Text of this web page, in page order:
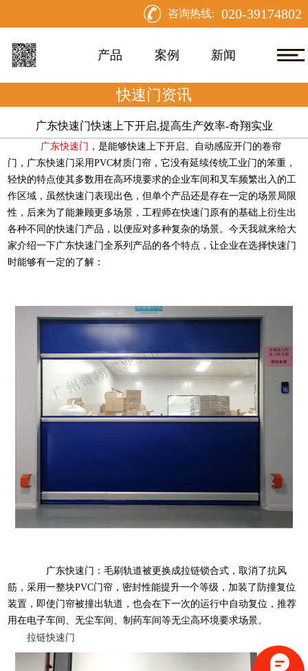
咨询热线: 020-39174802
产品 案例 新闻
快速门资讯
广东快速门快速上下开启,提高生产效率-奇翔实业
广东快速门 ，是能够快速上下开启、自动感应开门的卷帘
门，广东快速门采用PVC材质门帘，它没有延续传统工业门的笨重，
轻快的特点使其多数用在高环境要求的企业车间和叉车频繁出入的工
作区域，虽然快速门表现出色，但单个产品还是存在一定的场景局限
性，后来为了能兼顾更多场景，工程师在快速门原有的基础上衍生出
各种不同的快速门产品，以便应对多种复杂的场景。今天我就来给大
家介绍一下广东快速门全系列产品的各个特点，让企业在选择快速门
时能够有一定的了解：
广东快速门：毛刷轨道被更换成拉链锁合式，取消了抗风
筋，采用一整块PVC门帘，密封性能提升一个等级，加装了防撞复位
装置，即使门帘被撞出轨道，也会在下一次的运行中自动复位，推荐
用在电子车间、无尘车间、制药车间等无尘高环境要求场景。
拉链快速门